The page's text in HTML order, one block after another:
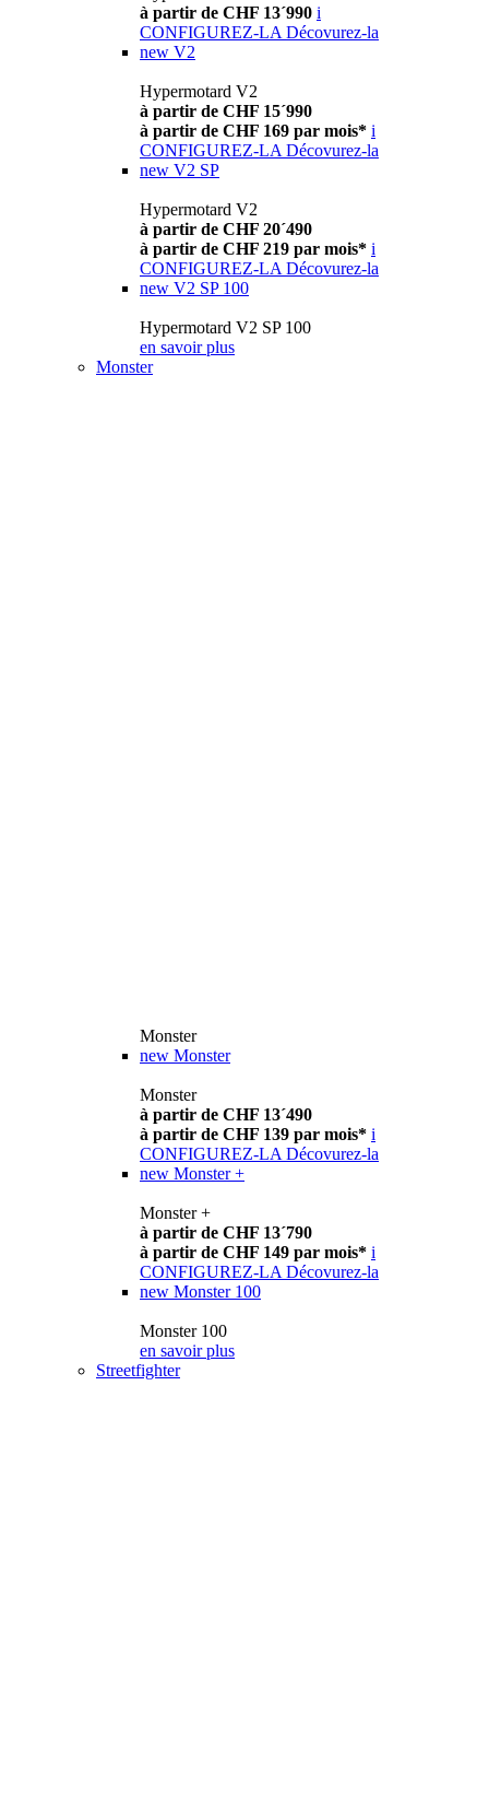
à partir de CHF 13´990 i
CONFIGUREZ-LA Décovurez-la
new V2
Hypermotard V2
à partir de CHF 15´990
à partir de CHF 169 par mois* i
CONFIGUREZ-LA Décovurez-la
new V2 SP
Hypermotard V2
à partir de CHF 20´490
à partir de CHF 219 par mois* i
CONFIGUREZ-LA Décovurez-la
new V2 SP 100
Hypermotard V2 SP 100
en savoir plus
Monster
Monster
new Monster
Monster
à partir de CHF 13´490
à partir de CHF 139 par mois* i
CONFIGUREZ-LA Décovurez-la
new Monster +
Monster +
à partir de CHF 13´790
à partir de CHF 149 par mois* i
CONFIGUREZ-LA Décovurez-la
new Monster 100
Monster 100
en savoir plus
Streetfighter